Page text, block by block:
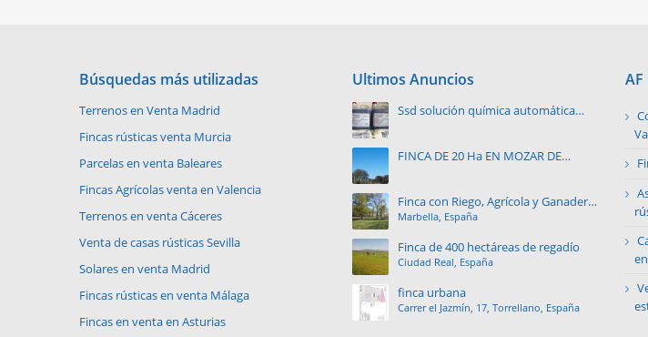
Búsquedas más utilizadas
Terrenos en Venta Madrid
Fincas rústicas venta Murcia
Parcelas en venta Baleares
Fincas Agrícolas venta en Valencia
Terrenos en venta Cáceres
Venta de casas rústicas Sevilla
Solares en venta Madrid
Fincas rústicas en venta Málaga
Fincas en venta en Asturias
Ultimos Anuncios
Ssd solución química automática
FINCA DE 20 Ha EN MOZAR DE
Finca con Riego, Agrícola y Ganadera
en Argentina
Marbella, España
Finca de 400 hectáreas de regadío
Ciudad Real, España
finca urbana
Carrer el Jazmín, 17, Torrellano, España